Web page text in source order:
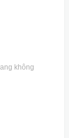
không